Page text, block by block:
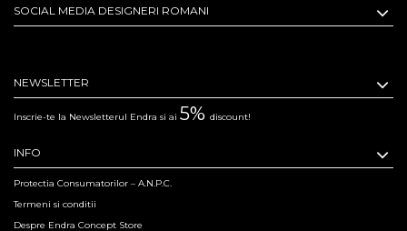
SOCIAL MEDIA DESIGNERI ROMANI
NEWSLETTER
Inscrie-te la Newsletterul Endra si ai 5% discount!
INFO
Protectia Consumatorilor – A.N.P.C.
Termeni si conditii
Despre Endra Concept Store